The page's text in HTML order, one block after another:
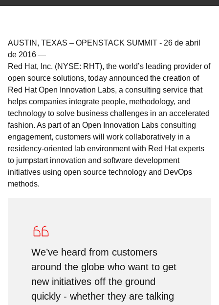
AUSTIN, TEXAS – OPENSTACK SUMMIT - 26 de abril
de 2016 —
Red Hat, Inc. (NYSE: RHT), the world’s leading provider of
open source solutions, today announced the creation of
Red Hat Open Innovation Labs, a consulting service that
helps companies integrate people, methodology, and
technology to solve business challenges in an accelerated
fashion. As part of an Open Innovation Labs consulting
engagement, customers will work collaboratively in a
residency-oriented lab environment with Red Hat experts
to jumpstart innovation and software development
initiatives using open source technology and DevOps
methods.
We’ve heard from customers
around the globe who want to get
new initiatives off the ground
quickly - whether they are talking